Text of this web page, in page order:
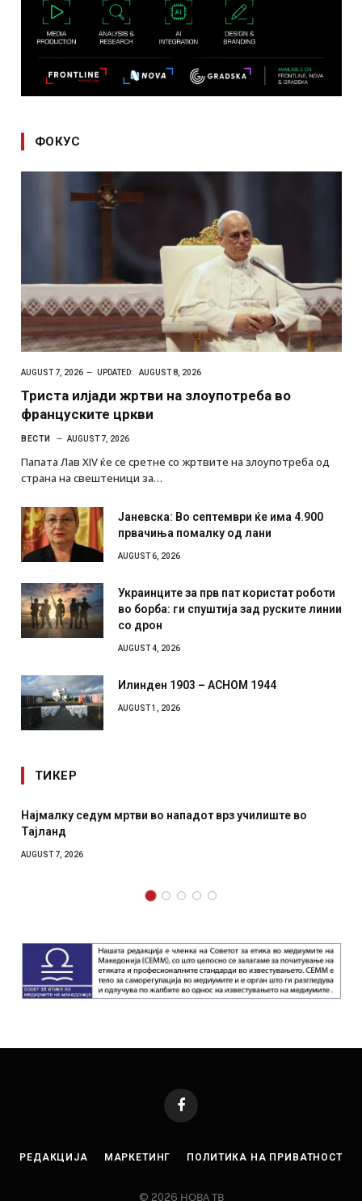
ФОКУС
AUGUST 7, 2026 UPDATED: AUGUST 8, 2026
Триста илјади жртви на злоупотреба во
француските цркви
ВЕСТИ AUGUST 7, 2026
Папата Лав XIV ќе се сретне со жртвите на злоупотреба од
страна на свештеници за…
Јаневска: Во септември ќе има 4.900
првачиња помалку од лани
AUGUST 6, 2026
Украинците за прв пат користат роботи
во борба: ги спуштија зад руските линии
со дрон
AUGUST 4, 2026
Илинден 1903 – АСНОМ 1944
AUGUST 1, 2026
ТИКЕР
СОЗИС: Украинците повеќе им веруваат на генералите
отколку на Зеленски
AUGUST 7, 2026
Facebook
РЕДАКЦИЈА МАРКЕТИНГ ПОЛИТИКА НА ПРИВАТНОСТ
© 2026 НОВА ТВ